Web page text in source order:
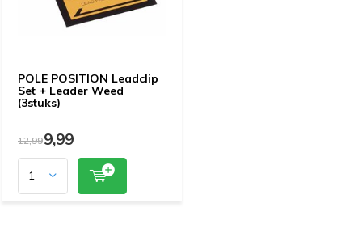
POLE POSITION Leadclip
Set + Leader Weed
(3stuks)
12,999,99